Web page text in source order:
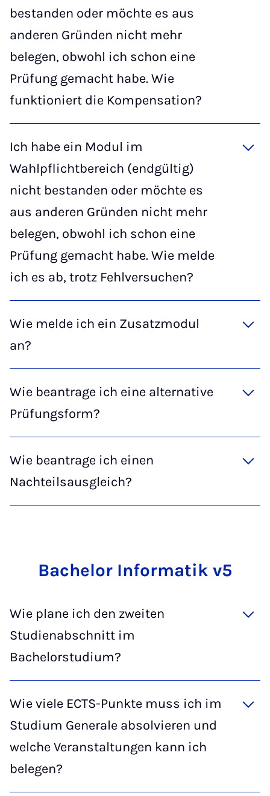
bestanden oder möchte es aus
anderen Gründen nicht mehr
belegen, obwohl ich schon eine
Prüfung gemacht habe. Wie
funktioniert die Kompensation?
Ich habe ein Modul im
Wahlpflichtbereich (endgültig)
nicht bestanden oder möchte es
aus anderen Gründen nicht mehr
belegen, obwohl ich schon eine
Prüfung gemacht habe. Wie melde
ich es ab, trotz Fehlversuchen?
Wie melde ich ein Zusatzmodul
an?
Wie beantrage ich eine alternative
Prüfungsform?
Wie beantrage ich einen
Nachteilsausgleich?
Ba­che­lor In­for­ma­tik v5
Wie plane ich den zweiten
Studienabschnitt im
Bachelorstudium?
Wie viele ECTS-Punkte muss ich im
Studium Generale absolvieren und
welche Veranstaltungen kann ich
belegen?